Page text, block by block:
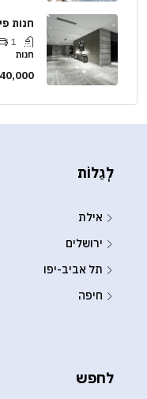
חנות
1
חנות
לְגַלוֹת
אילת
ירושלים
תל אביב-יפו
חיפה
לחפש